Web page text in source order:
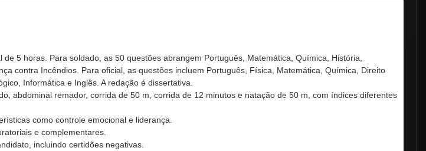
5 horas. Para soldado, as 50 questões abrangem Português, Matemática, Química, História,
contra Incêndios. Para oficial, as questões incluem Português, Física, Matemática, Química, Direito
Informática e Inglês. A redação é dissertativa.
abdominal remador, corrida de 50 m, corrida de 12 minutos e natação de 50 m, com índices diferentes
como controle emocional e liderança.
e complementares.
incluindo certidões negativas.